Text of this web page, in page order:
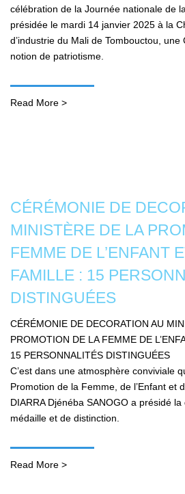
célébration de la Journée nationale de
présidée le mardi 14 janvier 2025 à la
d’industrie du Mali de Tombouctou,
notion de patriotisme.
Read More >
CÉRÉMONIE DE
MINISTÈRE DE LA
FEMME DE L’ENFANT
FAMILLE : 15
DISTINGUÉES
CÉRÉMONIE DE DECORATION AU
PROMOTION DE LA FEMME DE
15 PERSONNALITÉS DISTINGUÉES
C’est dans une atmosphère conviviale
Promotion de la Femme, de l’Enfant et
DIARRA Djénéba SANOGO a présidé
médaille et de distinction.
Read More >